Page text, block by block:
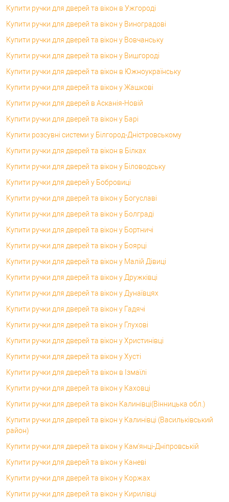
Купити ручки для дверей та вікон в Ужгороді
Купити ручки для дверей та вікон у Виноградові
Купити ручки для дверей та вікон у Вовчанську
Купити ручки для дверей та вікон у Вишгороді
Купити ручки для дверей та вікон в Южноукраїнську
Купити ручки для дверей та вікон у Жашкові
Купити ручки для дверей в Асканія-Новій
Купити ручки для дверей та вікон у Барі
Купити розсувні системи у Білгород-Дністровському
Купити ручки для дверей та вікон в Білках
Купити ручки для дверей та вікон у Біловодську
Купити ручки для дверей у Бобровиці
Купити ручки для дверей та вікон у Богуславі
Купити ручки для дверей та вікон у Болграді
Купити ручки для дверей та вікон у Бортничі
Купити ручки для дверей та вікон у Боярці
Купити ручки для дверей та вікон у Малій Дівиці
Купити ручки для дверей та вікон у Дружківці
Купити ручки для дверей та вікон у Дунаївцях
Купити ручки для дверей та вікон у Гадячі
Купити ручки для дверей та вікон у Глухові
Купити ручки для дверей та вікон у Христинівці
Купити ручки для дверей та вікон у Хусті
Купити ручки для дверей та вікон в Ізмаїлі
Купити ручки для дверей та вікон у Каховці
Купити ручки для дверей та вікон Калинівці(Вінницька обл.)
Купити ручки для дверей та вікон у Калинівці (Васильківський
район)
Купити ручки для дверей та вікон у Кам'янці-Дніпровській
Купити ручки для дверей та вікон у Каневі
Купити ручки для дверей та вікон у Коржах
Купити ручки для дверей та вікон у Кирилівці